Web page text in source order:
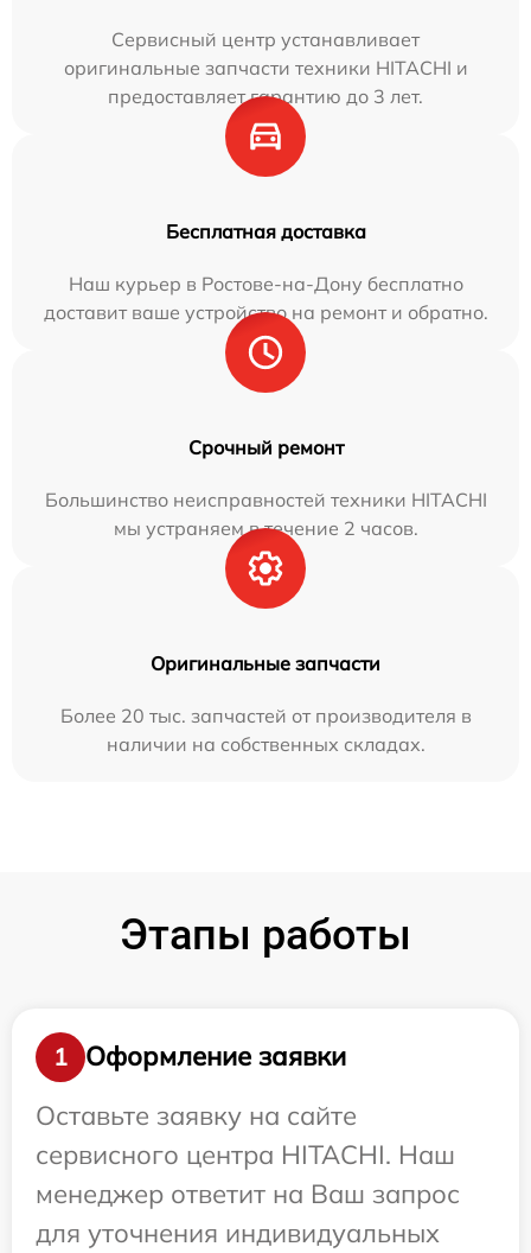
Сервисный центр устанавливает
оригинальные запчасти техники HITACHI и
предоставляет гарантию до 3 лет.
Бесплатная доставка
Наш курьер в Ростове-на-Дону бесплатно
доставит ваше устройство на ремонт и обратно.
Срочный ремонт
Большинство неисправностей техники HITACHI
мы устраняем в течение 2 часов.
Оригинальные запчасти
Более 20 тыс. запчастей от производителя в
наличии на собственных складах.
Этапы работы
1
Оформление заявки
Оставьте заявку на сайте
сервисного центра HITACHI. Наш
менеджер ответит на Ваш запрос
для уточнения индивидуальных